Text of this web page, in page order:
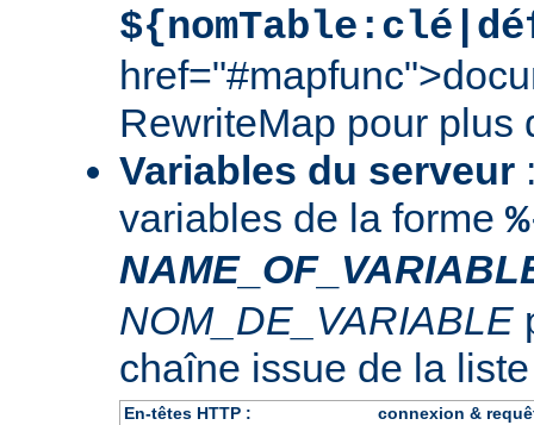
RewriteMap pour plus
Variables du serveur
variables de la forme
NOM_DE_VARIABLE
chaîne issue de la
En-têtes HTTP :
connexion &